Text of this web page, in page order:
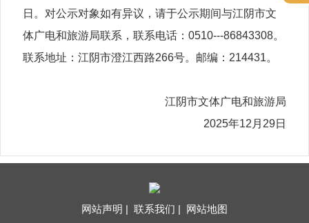
日。对公示对象如有异议，请于公示期间与江阴市文
体广电和旅游局联系，联系电话：0510---86843308。
联系地址：江阴市澄江西路266号。邮编：214431。
江阴市文体广电和旅游局
2025年12月29日
网站声明 | 联系我们 | 网站地图